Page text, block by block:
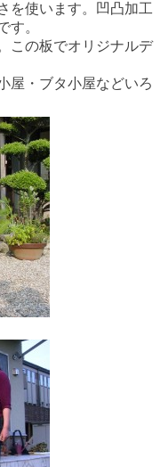
を使います。凹凸加工
す。
この板でオリジナルデ
屋・ブタ小屋などいろ